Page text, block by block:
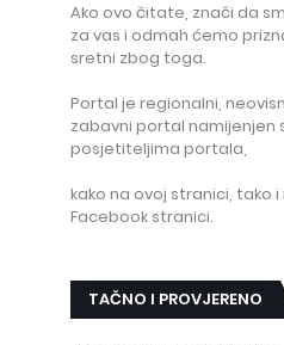
Ako ovo čitate, znači da
za vas i odmah ćemo
sretni zbog toga.
Portal je regionalni,
zabavni portal namijenjen
posjetiteljima portala,
kako na ovoj stranici, tako i
Facebook stranici.
TAČNO I PROVJERENO